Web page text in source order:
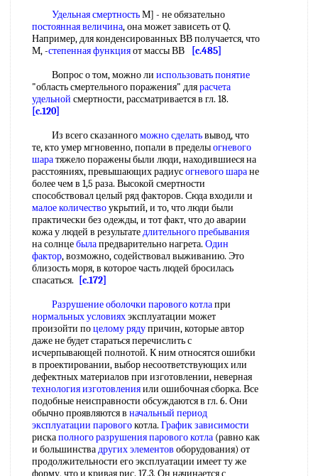
Удельная смертностьМ] - не обязательно
постоянная величина, она может зависеть от Q.
Например, для конденсированных ВВ получается, что
М, -степенная функцияот массы ВВ
[c.485]
Вопрос о том, можно ли использовать понятие
"область смертельного поражения" длярасчета
удельной смертности, рассматривается в гл. 18.
[c.120]
Из всего сказанногоможно сделатьвывод, что
те, кто умер мгновенно, попали в пределыогневого
шаратяжело поражены были люди, находившиеся на
расстояниях, превышающих радиусогневого шаране
более чем в 1,5 раза. Высокой смертности
способствовал целый ряд факторов. Сюда входили и
малое количествоукрытий, и то, что люди были
практически без одежды, и тот факт, что до аварии
кожа у людей в результатедлительного пребывания
на солнцебылапредварительно нагрета. Один
фактор, возможно, содействовал выживанию. Это
близость моря, в которое часть людей бросилась
спасаться.
[c.172]
Разрушение оболочки парового котлапри
нормальных условияхэксплуатации может
произойти поцелому рядупричин, которые автор
даже не будет стараться перечислить с
исчерпывающей полнотой. К ним относятся ошибки
в проектировании, выбор несоответствующих или
дефектных материалов при изготовлении, неверная
технология изготовленияили ошибочная сборка. Все
подобные неисправности обсуждаются в гл. 6. Они
обычно проявляются в начальный период
эксплуатации паровогокотла. График зависимости
рискаполного разрушенияпарового котла (равно как
и большинствадругих элементов оборудования) от
продолжительности его эксплуатации имеет ту же
форму, что и кривая рис. 17.3. Он начинается с